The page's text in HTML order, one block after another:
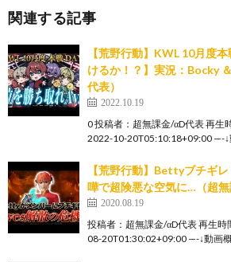
関連する記事
【荒野行動】KWL 10月度
けるか！？】実況：Bocky
代表）
2022.10.19
0 投稿者：超無課金/αD代表 再生
2022-10-20T05:10:18+09:00 —-
【荒野行動】Bettyブチギ
嘩で超険悪な空気に…（超無
2020.08.19
投稿者：超無課金/αD代表 再生
08-20T01:30:02+09:00 —-↓動画